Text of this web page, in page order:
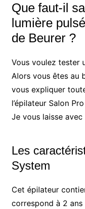
Que faut-il
lumière
de Beurer ?
Vous voulez tester
Alors vous êtes au
vous expliquer
l’épilateur Salon
Je vous laisse avec
Les
System
Cet épilateur
correspond à 2 ans